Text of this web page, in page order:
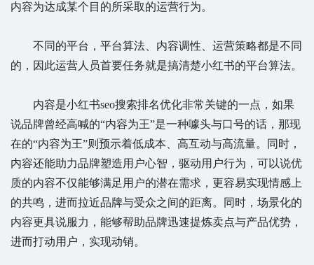
内容为达成某个目的所采取的运营行为。
不同的平台，平台算法、内容调性、运营策略都是不同
的，因此运营人员首要任务就是搞清楚小红书的平台算法。
内容是小红书seo搜索排名优化非常关键的一点，如果
说品牌曾经高喊的“内容为王”是一种噱头与口号的话，那现
在的“内容为王”则预示着低成本、高互动与高流量。同时，
内容还能助力品牌塑造用户心智，驱动用户行为，可以说优
质的内容不仅能够满足用户的潜在需求，更容易实现情感上
的共鸣，进而拉近品牌与受众之间的距离。同时，场景化的
内容更具说服力，能够帮助品牌迅速提炼卖点与产品优势，
进而打动用户，实现动销。